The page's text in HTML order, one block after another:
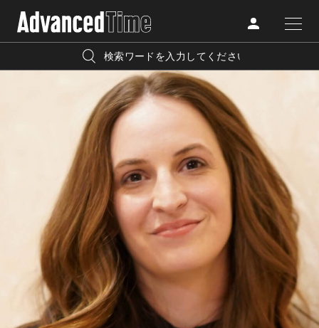
FASHION
BEAUTY
TRAVEL
LIFESTYLE
FOLLOW US
AdvancedClub
『AdvancedTime』は、自由でしなやかに生きるハイエンド
な大人達におくる、スペシャルイシュー満載のメディア。
高感度なファッション、カルチャーに溺愛、未知の幅広い
教養を求め、今までの人生で積んだ経験、知見を余裕をも
って楽しみながら、進化するソーシャルに寄り添いたい。
何かに縛られていた時間から解き放たれつつある世代の
ライフスタイルを豊かに彩る『AdvancedTime』が発信する
情報をさらに充実し、より速やかに、活用できる
「AdvancedClub」会員組織を設けました。
人気の検索キーワード
宿泊 プレゼント
リゾート インテリア
美白 アイメイク